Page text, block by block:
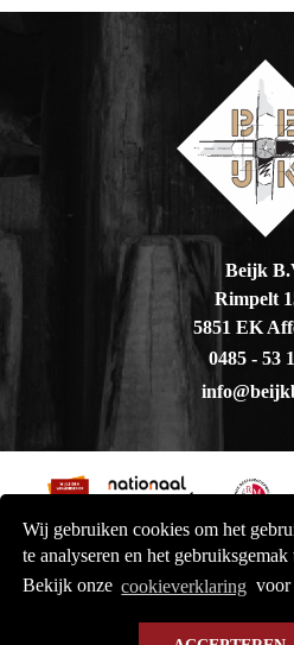
Wij gebruiken cookies om het
te analyseren en het gebruiksgemak
Bekijk onze cookieverklaring voor
Beijk
Rimpelt
5851 EK
0485 - 53